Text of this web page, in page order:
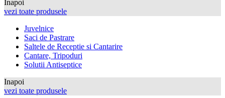
Inapoi
vezi toate produsele
Juvelnice
Saci de Pastrare
Saltele de Receptie si Cantarire
Cantare, Tripoduri
Solutii Antiseptice
Inapoi
vezi toate produsele